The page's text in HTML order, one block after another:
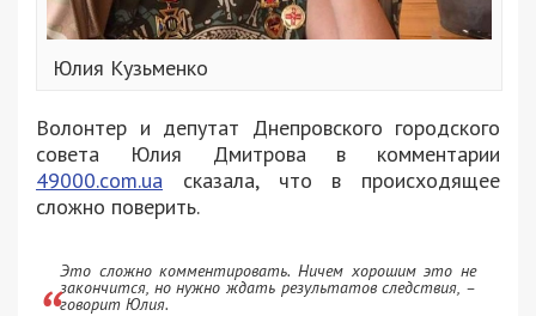
Юлия Кузьменко
Волонтер и депутат Днепровского городского
совета Юлия Дмитрова в комментарии
49000.com.ua сказала, что в происходящее
сложно поверить.
Это сложно комментировать. Ничем хорошим это не
закончится, но нужно ждать результатов следствия, –
говорит Юлия.